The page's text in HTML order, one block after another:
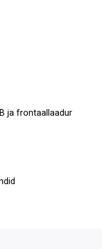
ja frontaallaadur